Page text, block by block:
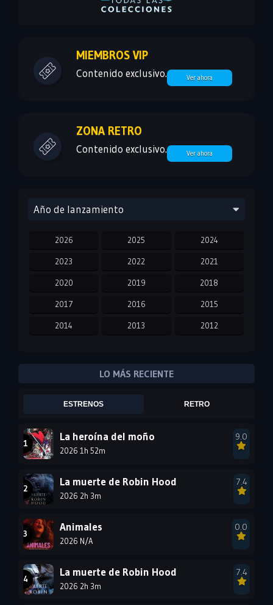
MIEMBROS VIP
Contenido exclusivo. Ver ahora
ZONA RETRO
Contenido exclusivo. Ver ahora
Año de lanzamiento
2026 2025 2024
2023 2022 2021
2020 2019 2018
2017 2016 2015
2014 2013 2012
2007
1999 1998
1996
1990
1984
1978
LO MÁS RECIENTE
ESTRENOS RETRO
La heroína del moño
2026 1h 52m
9.0
La muerte de Robin Hood
2026 2h 3m
7.4
Animales
2026 N/A
0.0
La muerte de Robin Hood
2026 2h 3m
7.4